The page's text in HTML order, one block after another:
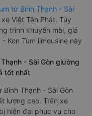
từ Bình Thạnh - Sài
Việt Tân Phát. Tùy
trình khuyến mãi, giá
Kon Tum limousine này
- Sài Gòn giường
tốt nhất
Thạnh - Sài Gòn
lượng cao. Trên xe
hiện đại phục vụ cho